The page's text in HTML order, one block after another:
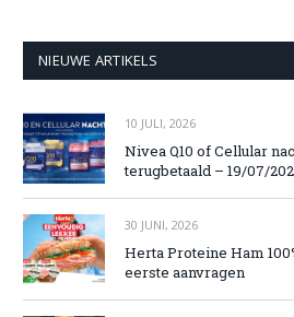
NIEUWE ARTIKELS
10 JULI, 2026
Nivea Q10 of Cellular
terugbetaald – 19/07/
30 JUNI, 2026
Herta Proteine Ham
eerste aanvragen